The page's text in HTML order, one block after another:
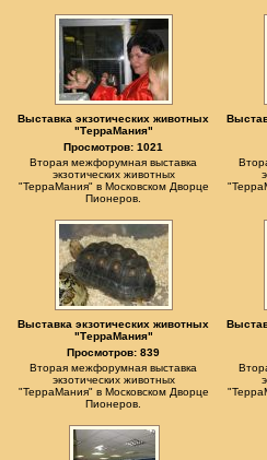
Выставка экзотических животных
"ТерраМания"
Просмотров: 1021
Вторая межфорумная выставка
экзотических животных
"ТерраМания" в Московском Дворце
Пионеров.
Выставка экзотических животных
"ТерраМания"
Просмотров: 839
Вторая межфорумная выставка
экзотических животных
"ТерраМания" в Московском Дворце
Пионеров.